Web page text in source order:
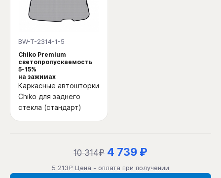
BW-T-2314-1-5
Chiko Premium
светопропускаемость
5-15%
на зажимах
Каркасные автошторки
Chiko для заднего
стекла (стандарт)
10 314₽ 4 739 ₽
5 213₽ Цена - оплата при получении